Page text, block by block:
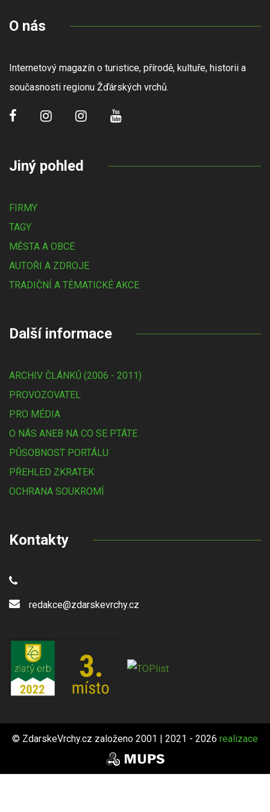
O nás
Internetový magazín o turistice, přírodě, kultuře, historii a
současnosti regionu Žďárských vrchů.
Jiný pohled
FIRMY
TAGY
MĚSTA A OBCE
AUTOŘI A ZDROJE
TRADIČNÍ A TÉMATICKÉ AKCE
Další informace
ARCHIV ČLÁNKŮ (2006 - 2011)
PROVOZOVATEL
PRO MÉDIA
O NÁS ANEB NA CO SE PTÁTE
PŮSOBNOST PORTÁLU
PŘEHLED ZKRATEK
OCHRANA SOUKROMÍ
Kontakty
redakce@zdarskevrchy.cz
© ZdarskeVrchy.cz založeno 2001 | 2021 - 2026 realizace